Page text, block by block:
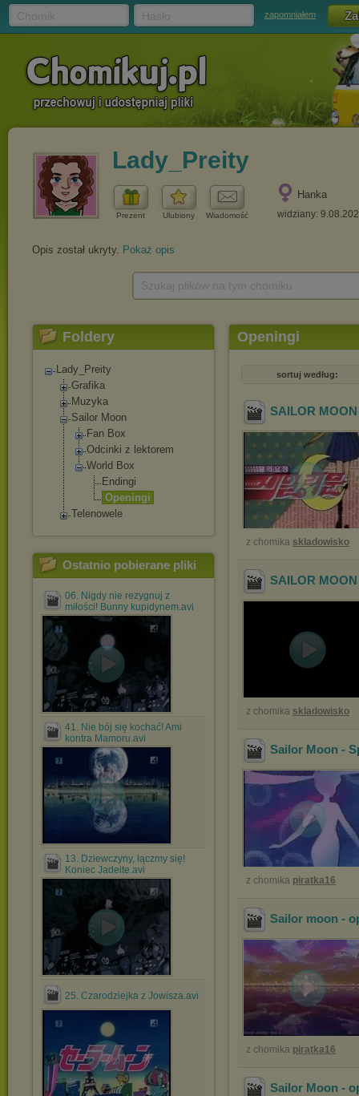
zapomniałem
Lady_Preity
Prezent Ulubiony Wiadomość
Hanka
widziany:
Opis został ukryty. Pokaż opis
Foldery
Lady_Preity
Grafika
Muzyka
Sailor Moon
Fan Box
Odcinki z lektorem
World Box
Endingi
Openingi
Telenowele
Ostatnio pobierane pliki
06. Nigdy nie rezygnuj z
miłości! Bunny kupidynem.avi
41. Nie bój się kochać! Ami
kontra Mamoru.avi
13. Dziewczyny, łączmy się!
Koniec Jadeite.avi
25. Czarodziejka z Jowisza.avi
Openingi
sortuj według:
SAILOR
z chomika skladowisko
SAILOR
z chomika skladowisko
Sailor Moon -
z chomika piratka16
Sailor moon -
z chomika piratka16
Sailor Moon -